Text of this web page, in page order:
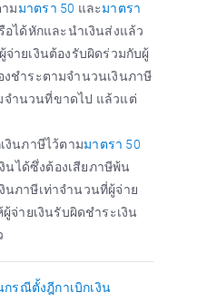
มมาตรา 50 และมาตรา
อได้หักและนำเงินส่งแล้ว
ายเงินต้องรับผิดร่วมกับผู้
งชำระตามจำนวนเงินภาษี
ำนวนที่ขาดไป แล้วแต่
งินภาษีไว้ตามมาตรา 50
นได้ซึ่งต้องเสียภาษีพ้น
นภาษีเท่าจำนวนที่ผู้จ่าย
จ่ายเงินรับผิดชำระเงิน
กรณีตั้งฎีกาเบิกเงิน